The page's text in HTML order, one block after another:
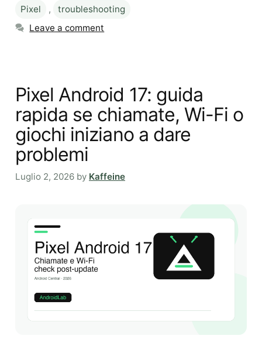
Pixel
,
troubleshooting
Leave a comment
Pixel Android 17: guida
rapida se chiamate, Wi-Fi o
giochi iniziano a dare
problemi
Luglio 2, 2026 by Kaffeine